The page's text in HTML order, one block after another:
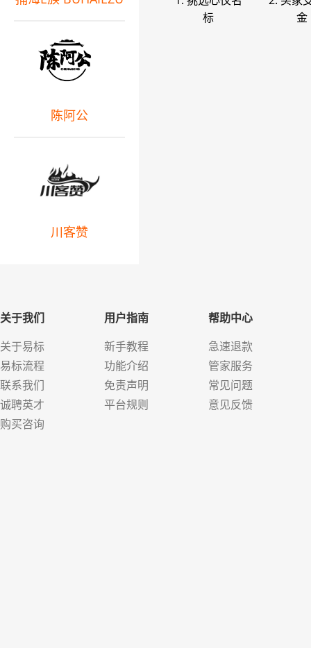
标
金
陈阿公
川客赞
关于我们
关于易标
易标流程
联系我们
诚聘英才
购买咨询
用户指南
新手教程
功能介绍
免责声明
平台规则
帮助中心
急速退款
管家服务
常见问题
意见反馈